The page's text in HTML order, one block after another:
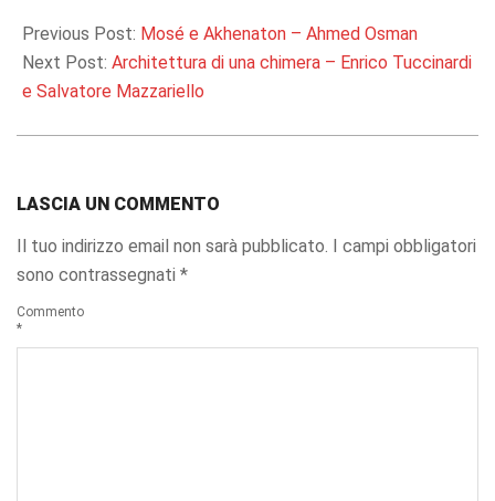
02-
01
Previous Post: Mosé e Akhenaton – Ahmed Osman
Next Post: Architettura di una chimera – Enrico Tuccinardi
e Salvatore Mazzariello
LASCIA UN COMMENTO
Il tuo indirizzo email non sarà pubblicato.
I campi obbligatori
sono contrassegnati *
Commento
*